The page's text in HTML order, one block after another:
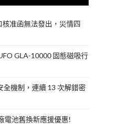
准函無法發出，災情四
GLA-10000 固態磁吸行
全機制，連續 13 次解錯密
電池舊換新應援優惠!